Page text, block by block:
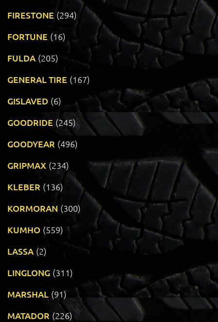
FIRESTONE (294)
FORTUNE (16)
FULDA (205)
GENERAL TIRE (167)
GISLAVED (6)
GOODRIDE (245)
GOODYEAR (496)
GRIPMAX (234)
KLEBER (136)
KORMORAN (300)
KUMHO (559)
LASSA (2)
LINGLONG (311)
MARSHAL (91)
MATADOR (226)